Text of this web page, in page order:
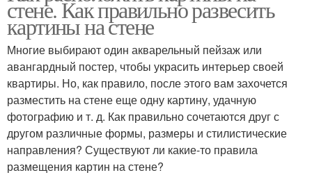
стене. Как правильно развесить
картины на стене
Многие выбирают один акварельный пейзаж или
авангардный постер, чтобы украсить интерьер своей
квартиры. Но, как правило, после этого вам захочется
разместить на стене еще одну картину, удачную
фотографию и т. д. Как правильно сочетаются друг с
другом различные формы, размеры и стилистические
направления? Существуют ли какие-то правила
размещения картин на стене?